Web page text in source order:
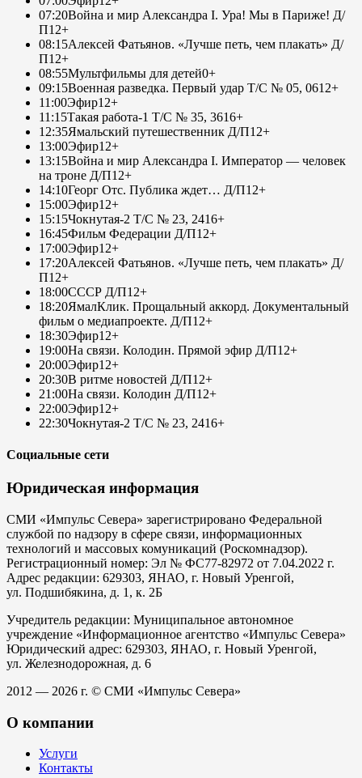
07:20Война и мир Александра I. Ура! Мы в Париже! Д/
П12+
08:15Алексей Фатьянов. «Лучше петь, чем плакать» Д/
П12+
08:55Мультфильмы для детей0+
09:15Военная разведка. Первый удар Т/С № 05, 0612+
11:00Эфир12+
11:15Такая работа-1 Т/С № 35, 3616+
12:35Ямальский путешественник Д/П12+
13:00Эфир12+
13:15Война и мир Александра I. Император — человек
на троне Д/П12+
14:10Георг Отс. Публика ждет… Д/П12+
15:00Эфир12+
15:15Чокнутая-2 Т/С № 23, 2416+
16:45Фильм Федерации Д/П12+
17:00Эфир12+
17:20Алексей Фатьянов. «Лучше петь, чем плакать» Д/
П12+
18:00СССР Д/П12+
18:20ЯмалКлик. Прощальный аккорд. Документальный
фильм о медиапроекте. Д/П12+
18:30Эфир12+
19:00На связи. Колодин. Прямой эфир Д/П12+
20:00Эфир12+
20:30В ритме новостей Д/П12+
21:00На связи. Колодин Д/П12+
22:00Эфир12+
22:30Чокнутая-2 Т/С № 23, 2416+
Социальные сети
Юридическая информация
СМИ «Импульс Севера» зарегистрировано Федеральной
службой по надзору в сфере связи, информационных
технологий и массовых комуникаций (Роскомнадзор).
Регистрационный номер: Эл № ФС77-82972 от 7.04.2022 г.
Адрес редакции: 629303, ЯНАО, г. Новый Уренгой,
ул. Подшибякина, д. 1, к. 2Б
Учредитель редакции: Муниципальное автономное
учреждение «Информационное агентство «Импульс Севера»
Юридический адрес: 629303, ЯНАО, г. Новый Уренгой,
ул. Железнодорожная, д. 6
2012 — 2026 г. © СМИ «Импульс Севера»
О компании
Услуги
Контакты